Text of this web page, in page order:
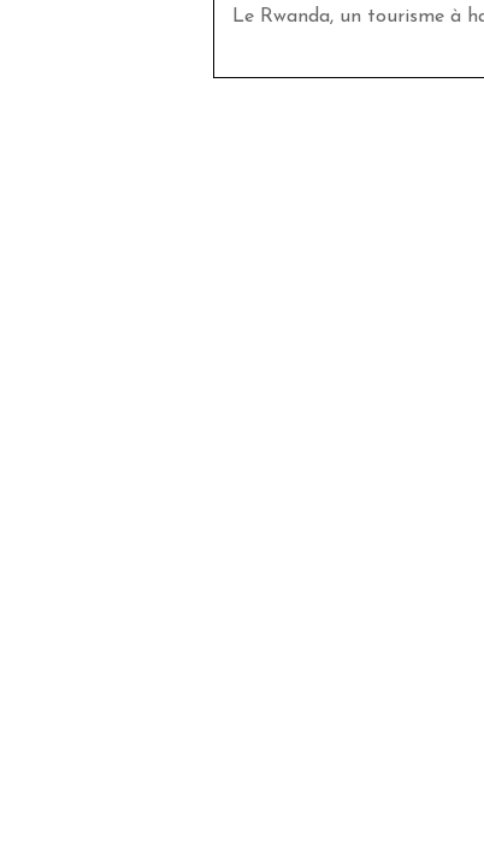
Le Rwanda, un tourisme à